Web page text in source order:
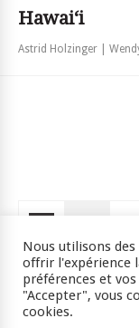
Hawai‘i
Astrid Holzinger |
Crédits
Nous utilisons
offrir l'expérience
préférences et
"Accepter", vous
cookies.